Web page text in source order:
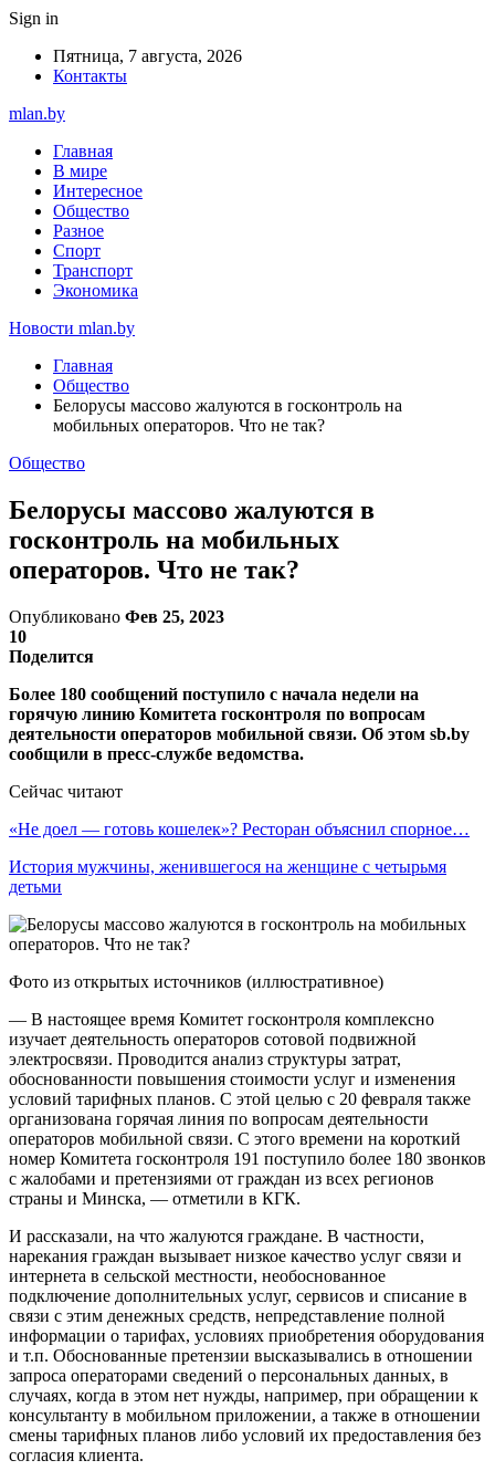
Sign in
Пятница, 7 августа, 2026
Контакты
mlan.by
Главная
В мире
Интересное
Общество
Разное
Спорт
Транспорт
Экономика
Новости mlan.by
Главная
Общество
Белорусы массово жалуются в госконтроль на
мобильных операторов. Что не так?
Общество
Белорусы массово жалуются в
госконтроль на мобильных
операторов. Что не так?
Опубликовано Фев 25, 2023
10
Поделится
Более 180 сообщений поступило с начала недели на
горячую линию Комитета госконтроля по вопросам
деятельности операторов мобильной связи. Об этом sb.by
сообщили в пресс-службе ведомства.
Сейчас читают
«Не доел — готовь кошелек»? Ресторан объяснил спорное…
История мужчины, женившегося на женщине с четырьмя
детьми
Фото из открытых источников (иллюстративное)
— В настоящее время Комитет госконтроля комплексно
изучает деятельность операторов сотовой подвижной
электросвязи. Проводится анализ структуры затрат,
обоснованности повышения стоимости услуг и изменения
условий тарифных планов. С этой целью с 20 февраля также
организована горячая линия по вопросам деятельности
операторов мобильной связи. С этого времени на короткий
номер Комитета госконтроля 191 поступило более 180 звонков
с жалобами и претензиями от граждан из всех регионов
страны и Минска, — отметили в КГК.
И рассказали, на что жалуются граждане. В частности,
нарекания граждан вызывает низкое качество услуг связи и
интернета в сельской местности, необоснованное
подключение дополнительных услуг, сервисов и списание в
связи с этим денежных средств, непредставление полной
информации о тарифах, условиях приобретения оборудования
и т.п. Обоснованные претензии высказывались в отношении
запроса операторами сведений о персональных данных, в
случаях, когда в этом нет нужды, например, при обращении к
консультанту в мобильном приложении, а также в отношении
смены тарифных планов либо условий их предоставления без
согласия клиента.